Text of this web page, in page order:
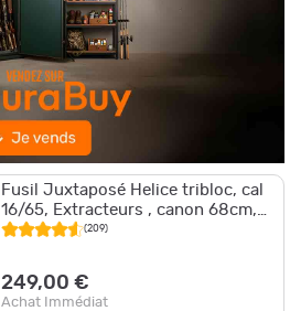
Fusil Juxtaposé Helice tribloc, cal
16/65, Extracteurs , canon 68cm,
chokes fixes, bon etat
(209)
249,00 €
Achat Immédiat